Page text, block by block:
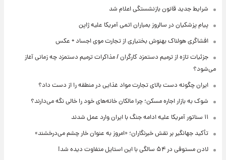
شرایط جدید قانون بازنشستگی اعلام شد
پیام پزشکیان در سالروز بمباران اتمی آمریکا علیه ژاپن
افشاگری هولناک بهنوش بختیاری از تجارت موی اجساد + عکس
جزئیات تازه از ترمیم دستمزد کارگران / مذاکرات ترمیم دستمزد چه زمانی آغاز
می‌شود؟
ایران چگونه دست بالای تجارت مواد غذایی در منطقه را از دست داد؟
شوک به بازار اجاره مسکن؛ چرا مالکان خانه‌های خود را خالی نگه می‌دارند؟
۱۱ سناتور آمریکا علیه ادامه جنگ با ایران وارد عمل شدند
تأکید جهانگیر بر نقش خبرنگاران؛ «امروز به عنوان خار چشم می‌درخشند»
لادن مستوفی در ۵۴ سالگی با این استایل متفاوت دیده شد!